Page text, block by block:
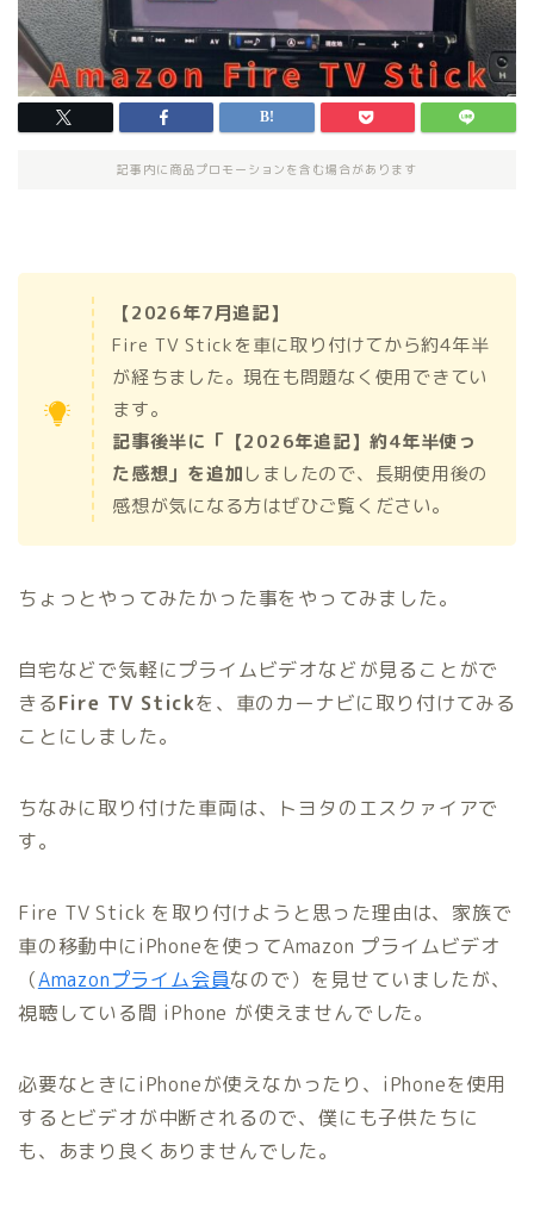
記事内に商品プロモーションを含む場合があります
【2026年7月追記】
Fire TV Stickを車に取り付けてから約4年半
が経ちました。現在も問題なく使用できてい
ます。
記事後半に「【2026年追記】約4年半使っ
た感想」を追加しましたので、長期使用後の
感想が気になる方はぜひご覧ください。
ちょっとやってみたかった事をやってみました。
自宅などで気軽にプライムビデオなどが見ることがで
きるFire TV Stickを、車のカーナビに取り付けてみる
ことにしました。
ちなみに取り付けた車両は、トヨタのエスクァイアで
す。
Fire TV Stick を取り付けようと思った理由は、家族で
車の移動中にiPhoneを使ってAmazon プライムビデオ
（Amazonプライム会員なので）を見せていましたが、
視聴している間 iPhone が使えませんでした。
必要なときにiPhoneが使えなかったり、iPhoneを使用
するとビデオが中断されるので、僕にも子供たちに
も、あまり良くありませんでした。